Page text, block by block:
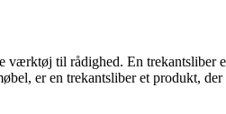
værktøj til rådighed. En
er en trekantsliber et produkt,